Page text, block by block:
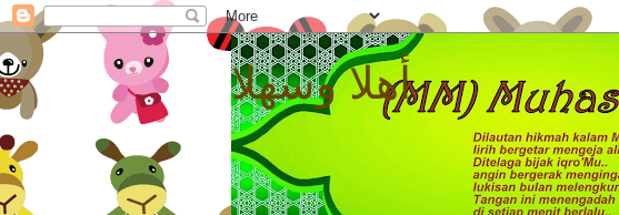
أهلا وسهلا